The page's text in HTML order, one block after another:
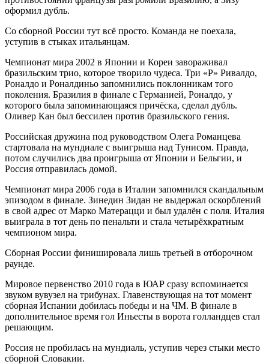
оформил дубль.
Со сборной России тут всё просто. Команда не поехала,
уступив в стыках итальянцам.
Чемпионат мира 2002 в Японии и Кореи завораживал
бразильским трио, которое творило чудеса. Три «Р» Ривалдо,
Роналдо и Роналдиньо запомнились поклонникам того
поколения. Бразилия в финале с Германией, Роналдо, у
которого была запоминающаяся причёска, сделал дубль.
Оливер Кан был бессилен против бразильского гения.
Российская дружина под руководством Олега Романцева
стартовала на мундиале с выигрыша над Тунисом. Правда,
потом случились два проигрыша от Японии и Бельгии, и
Россия отправилась домой.
Чемпионат мира 2006 года в Италии запомнился скандальным
эпизодом в финале. Зинедин Зидан не выдержал оскорблений
в свой адрес от Марко Матерацци и был удалён с поля. Италия
выиграла в тот день по пенальти и стала четырёхкратным
чемпионом мира.
Сборная России финишировала лишь третьей в отборочном
раунде.
Мировое первенство 2010 года в ЮАР сразу вспоминается
звуком вувузел на трибунах. Главенствующая на тот момент
сборная Испании добилась победы и на ЧМ. В финале в
дополнительное время гол Иньесты в ворота голландцев стал
решающим.
Россия не пробилась на мундиаль, уступив через стыки место
сборной Словакии.